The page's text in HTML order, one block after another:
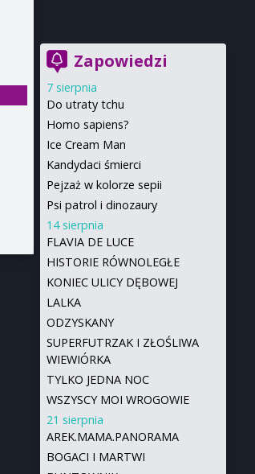
Zapowiedzi
7 sierpnia
Do utraty tchu
Homo sapiens?
Ice Cream Man
Kandydaci śmierci
Pejzaż w kolorze sepii
Psi patrol i dinozaury
14 sierpnia
FLAVIA DE LUCE
HISTORIE RÓWNOLEGŁE
KONIEC ULICY DĘBOWEJ
LALKA
ODZYSKANY
SUPERFUTRZAK I ZŁOŚLIWA
WIEWIÓRKA
TYLKO JEDNA NOC
WSZYSCY MOI WROGOWIE
21 sierpnia
AREK.MAMA.PANORAMA
BOGACI I MARTWI